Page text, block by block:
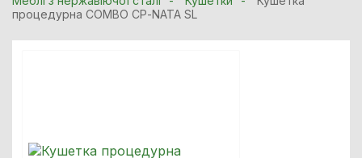
процедурна COMBO СР-NATA SL